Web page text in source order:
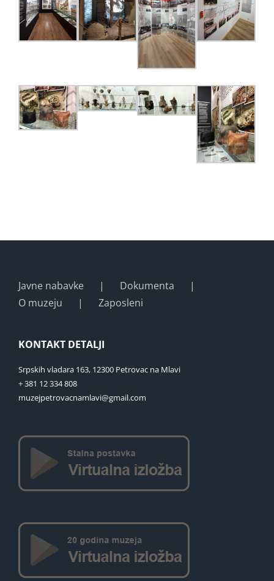
Javne nabavke
Dokumenta
O muzeju
Zaposleni
KONTAKT DETALJI
Srpskih vladara 163, 12300 Petrovac na Mlavi
+ 381 12 334 808
muzejpetrovacnamlavi@gmail.com